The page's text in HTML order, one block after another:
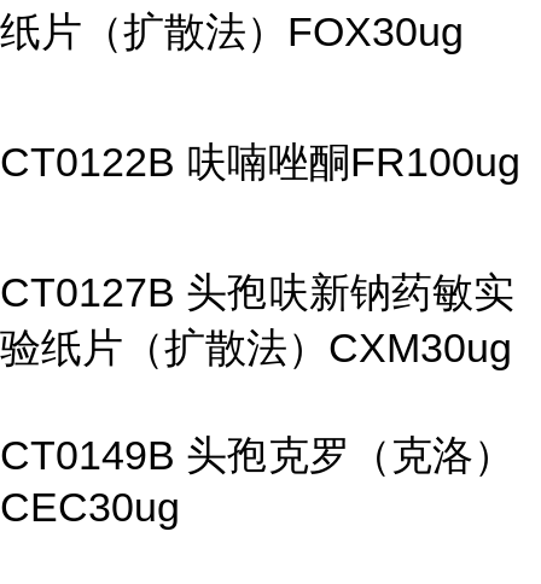
纸片（扩散法）FOX30ug
CT0122B 呋喃唑酮FR100ug
CT0127B 头孢呋新钠药敏实
验纸片（扩散法）CXM30ug
CT0149B 头孢克罗（克洛）
CEC30ug